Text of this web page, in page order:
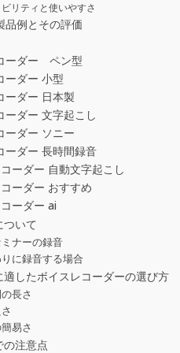
リティと使いやすさ
品例とその評価
ーダー ペン型
ーダー 小型
ーダー 日本製
ーダー 文字起こし
ーダー ソニー
ーダー 長時間録音
ーダー 自動文字起こし
ーダー おすすめ
ーダー ai
いて
ナーの録音
に録音する場合
適したボイスレコーダーの選び方
長さ
易さ
の注意点